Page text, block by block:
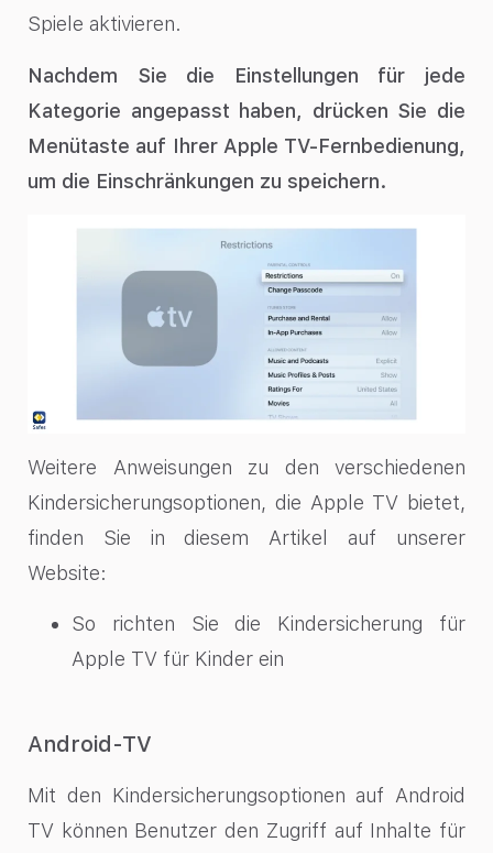
Spiele aktivieren.
Nachdem Sie die Einstellungen für jede
Kategorie angepasst haben, drücken Sie die
Menütaste auf Ihrer Apple TV-Fernbedienung,
um die Einschränkungen zu speichern.
Weitere Anweisungen zu den verschiedenen
Kindersicherungsoptionen, die Apple TV bietet,
finden Sie in diesem Artikel auf unserer
Website:
So richten Sie die Kindersicherung für
Apple TV für Kinder ein
Android-TV
Mit den Kindersicherungsoptionen auf Android
TV können Benutzer den Zugriff auf Inhalte für